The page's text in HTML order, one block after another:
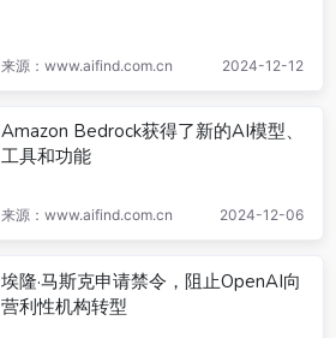
来源：www.aifind.com.cn 2024-12-12
Amazon Bedrock获得了新的AI模型、
工具和功能
来源：www.aifind.com.cn 2024-12-06
埃隆·马斯克申请禁令，阻止OpenAI向
营利性机构转型